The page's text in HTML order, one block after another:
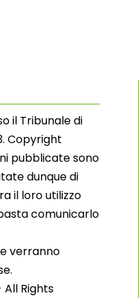
il Tribunale di
Copyright
pubblicate sono
dunque di
il loro utilizzo
comunicarlo
verranno
Rights